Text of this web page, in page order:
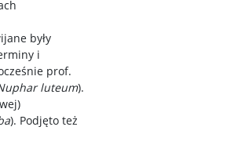
były
i
prof.
luteum).
). Podjęto też